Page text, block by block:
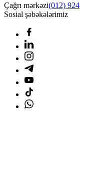
Çağrı mərkəzi(012) 924
Sosial şəbəkələrimiz